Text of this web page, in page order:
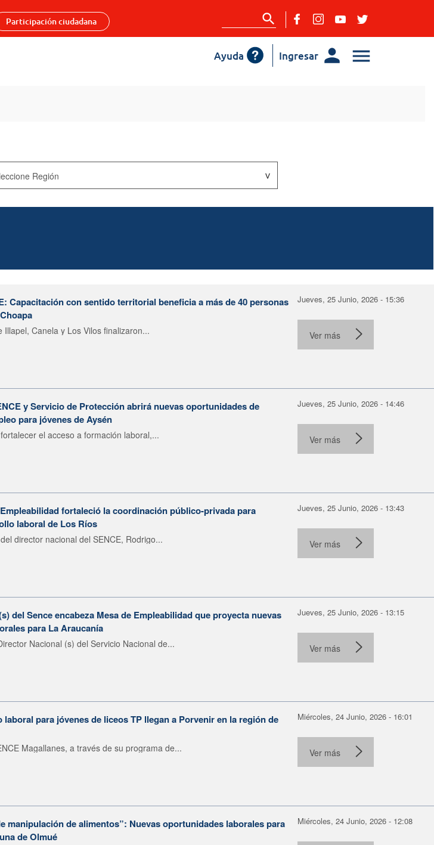
Participación ciudadana
Ingresar
Ayuda
Capacitación con sentido territorial beneficia a más de 40 personas
Illapel, Canela y Los Vilos finalizaron...
Jueves, 25 Junio, 2026 - 15:36
Ver más
y Servicio de Protección abrirá nuevas oportunidades de
para jóvenes de Aysén
el acceso a formación laboral,...
Jueves, 25 Junio, 2026 - 14:46
Ver más
fortaleció la coordinación público-privada para
laboral de Los Ríos
director nacional del SENCE, Rodrigo...
Jueves, 25 Junio, 2026 - 13:43
Ver más
del Sence encabeza Mesa de Empleabilidad que proyecta nuevas
para La Araucanía
Nacional (s) del Servicio Nacional de...
Jueves, 25 Junio, 2026 - 13:15
Ver más
laboral para jóvenes de liceos TP llegan a Porvenir en la región de
Magallanes, a través de su programa de...
Miércoles, 24 Junio, 2026 - 16:01
Ver más
manipulación de alimentos”: Nuevas oportunidades laborales para
de Olmué
Miércoles, 24 Junio, 2026 - 12:08